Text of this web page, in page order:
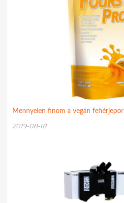
Mennyeien finom a vegán fehérjepor
2019-08-18